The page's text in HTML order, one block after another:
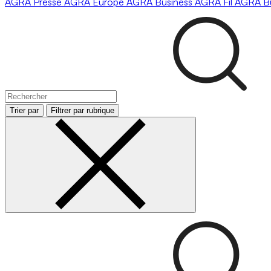
Trier par Filtrer par rubrique